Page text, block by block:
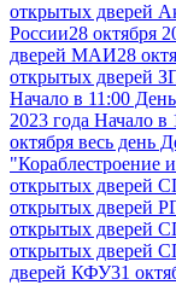
открытых дверей
России28 октября
дверей МАИ28
открытых дверей
Начало в 11:00
2023 года Начало
октября весь день
"Кораблестроение
открытых дверей
открытых дверей
открытых дверей
открытых дверей
дверей КФУ31